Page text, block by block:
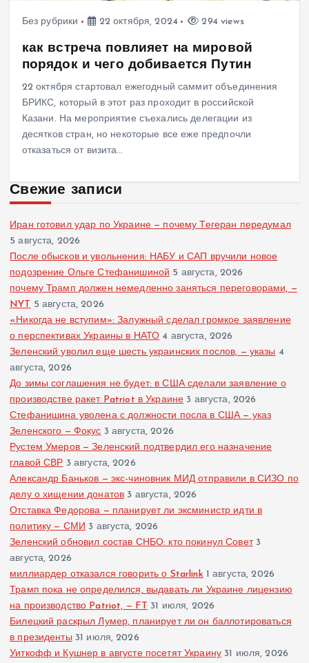
Без рубрики 22 октября, 2024 294 views
как встреча повлияет на мировой
порядок и чего добивается Путин
22 октября стартовал ежегодный саммит объединения
БРИКС, который в этот раз проходит в российской
Казани. На мероприятие съехались делегации из
десятков стран, но некоторые все еже предпочли
отказаться от визита…
Свежие записи
Иран готовил удар по Украине — почему Тегеран передумал
5 августа, 2026
После обысков и увольнения: НАБУ и САП вручили новое
подозрение Ольге Стефанишиной 5 августа, 2026
почему Трамп должен немедленно заняться переговорами, —
NYT 5 августа, 2026
«Никогда не вступим»: Залужный сделал громкое заявление
о перспективах Украины в НАТО 4 августа, 2026
Зеленский уволил еще шесть украинских послов, — указы 4
августа, 2026
До зимы соглашения не будет: в США сделали заявление о
производстве ракет Patriot в Украине 3 августа, 2026
Стефанишина уволена с должности посла в США — указ
Зеленского — Фокус 3 августа, 2026
Рустем Умеров — Зеленский подтвердил его назначение
главой СВР 3 августа, 2026
Александр Баньков — экс-чиновник МИД отправили в СИЗО по
делу о хищении донатов 3 августа, 2026
Отставка Федорова — планирует ли эксминистр идти в
политику — СМИ 3 августа, 2026
Зеленский обновил состав СНБО: кто покинул Совет 3
августа, 2026
миллиардер отказался говорить о Starlink 1 августа, 2026
Трамп пока не определился, выдавать ли Украине лицензию
на производство Patriot, — FT 31 июля, 2026
Билецкий раскрыл Лумер, планирует ли он баллотироваться
в президенты 31 июля, 2026
Уиткофф и Кушнер в августе посетят Украину 31 июля, 2026